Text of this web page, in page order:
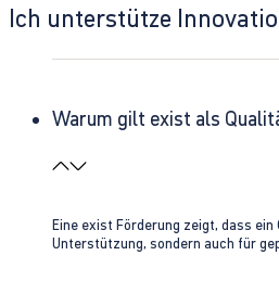
Ich unterstütze
Warum gilt exist als
Eine exist Förderung zeigt, dass
Unterstützung, sondern auch für